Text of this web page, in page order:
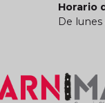
Horario
De lunes